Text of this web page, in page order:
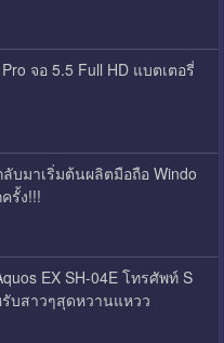
จอ 5.5 Full HD แบตเตอรี่
ลับมาเริ่มต้นผลิตมือถือ Windo
รั้ง!!!
EX SH-04E โทรศัพท์ S
บสาวๆสุดหวานแหวว